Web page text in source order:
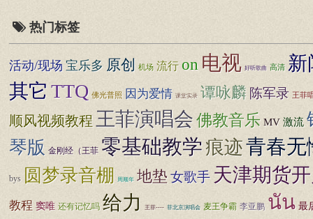
热门标签
活动/现场 宝乐多 原创 机场 流行 on 电视 好听歌曲 高清 新
其它TTQ 佛光普照 因为爱情 课堂实录 谭咏麟 陈军录 王菲
顺风视频教程 王菲演唱会 佛教音乐 MV 激流
琴版 金刚经（王菲 零基础教学痕迹青春无
bys 圆梦录音棚 周顺年 地垫女歌手 天津期货
教程 窦唯 还有记忆吗 给力 王菲---- 菲北京演唱会 麦王争霸 李亚鹏 นัน 最